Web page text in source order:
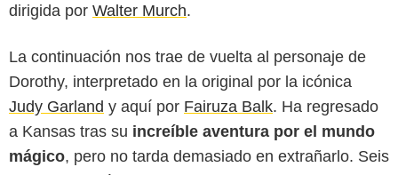
dirigida por Walter Murch.
La continuación nos trae de vuelta al personaje de
Dorothy, interpretado en la original por la icónica
Judy Garland y aquí por Fairuza Balk. Ha regresado
a Kansas tras su increíble aventura por el mundo
mágico, pero no tarda demasiado en extrañarlo. Seis